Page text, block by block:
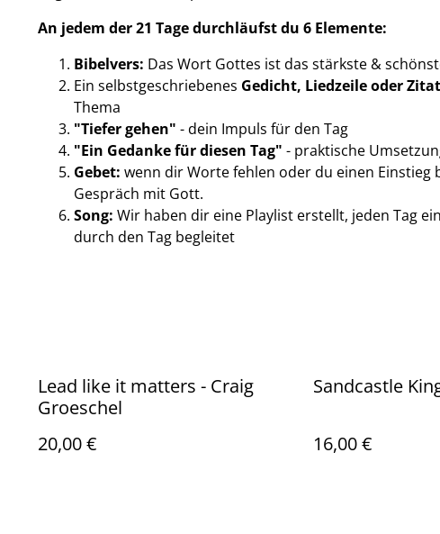
An jedem der 21 Tage durchläufst du 6 Elemente:
Bibelvers: Das Wort Gottes ist das stärkste &
Ein selbstgeschriebenes Gedicht, Liedzeile oder Zitat
Thema
"Tiefer gehen" - dein Impuls für den Tag
"Ein Gedanke für diesen Tag" - praktische
Gebet: wenn dir Worte fehlen oder du einen Einstieg
Gespräch mit Gott.
Song: Wir haben dir eine Playlist erstellt, jeden Tag
durch den Tag begleitet
Lead like it matters - Craig
Groeschel
20,00 €
Sandcastle
16,00 €